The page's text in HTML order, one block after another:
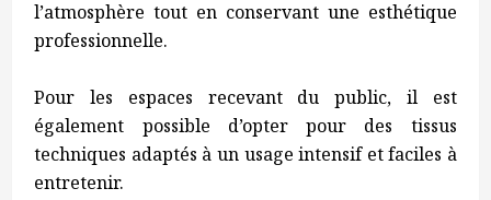
l’atmosphère tout en conservant une esthétique
professionnelle.
Pour les espaces recevant du public, il est
également possible d’opter pour des tissus
techniques adaptés à un usage intensif et faciles à
entretenir.